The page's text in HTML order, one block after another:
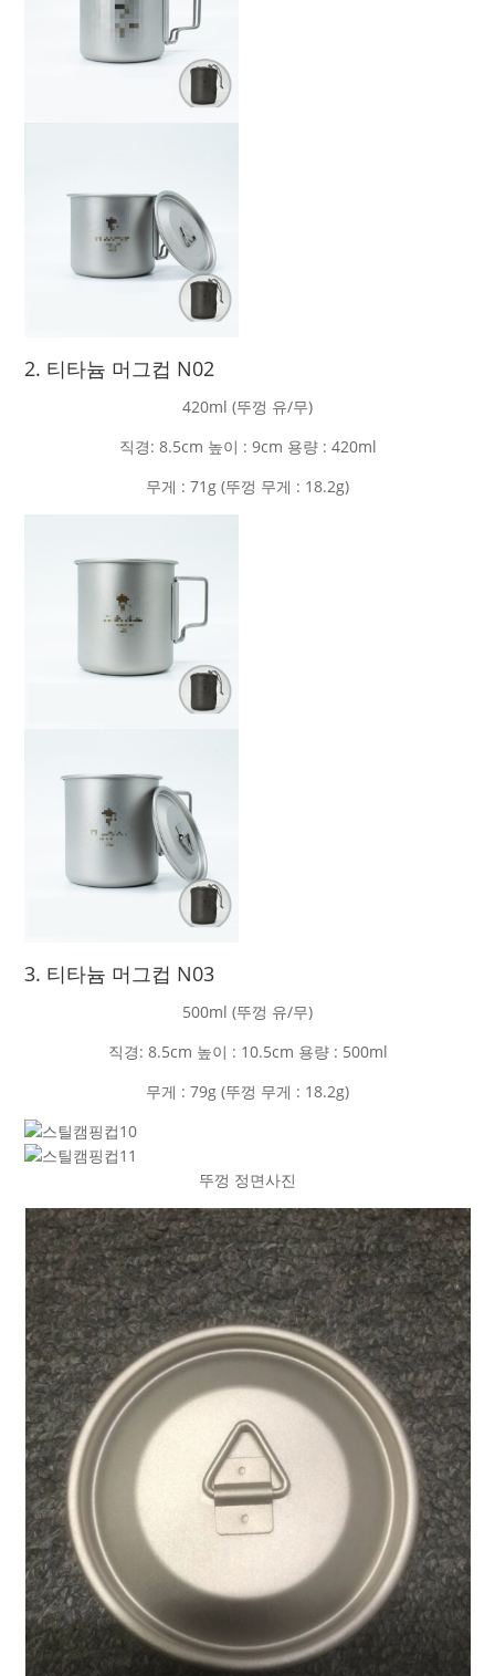
2. 티타늄 머그컵 N02
420ml (뚜껑 유/무)
직경: 8.5cm 높이 : 9cm 용량 : 420ml
무게 : 71g (뚜껑 무게 : 18.2g)
3. 티타늄 머그컵 N03
500ml (뚜껑 유/무)
직경: 8.5cm 높이 : 10.5cm 용량 : 500ml
무게 : 79g (뚜껑 무게 : 18.2g)
뚜껑 정면사진